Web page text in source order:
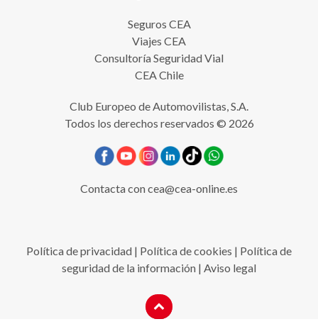
Seguros CEA
Viajes CEA
Consultoría Seguridad Vial
CEA Chile
Club Europeo de Automovilistas, S.A.
Todos los derechos reservados © 2026
Contacta concea@cea-online.es
Política de privacidad | Política de cookies | Política de
seguridad de la información | Aviso legal